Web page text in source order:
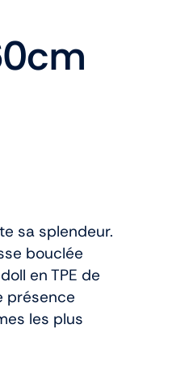
sa splendeur.
bouclée
en TPE de
présence
les plus